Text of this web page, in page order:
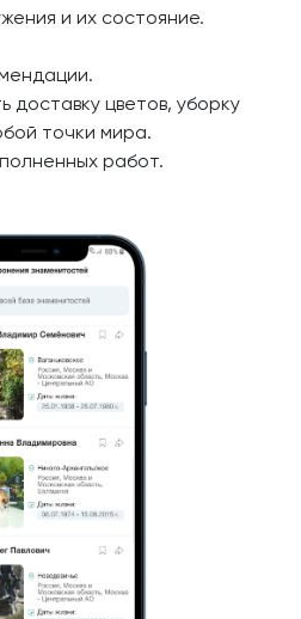
и их состояние.
доставку цветов, уборку
точки мира.
работ.